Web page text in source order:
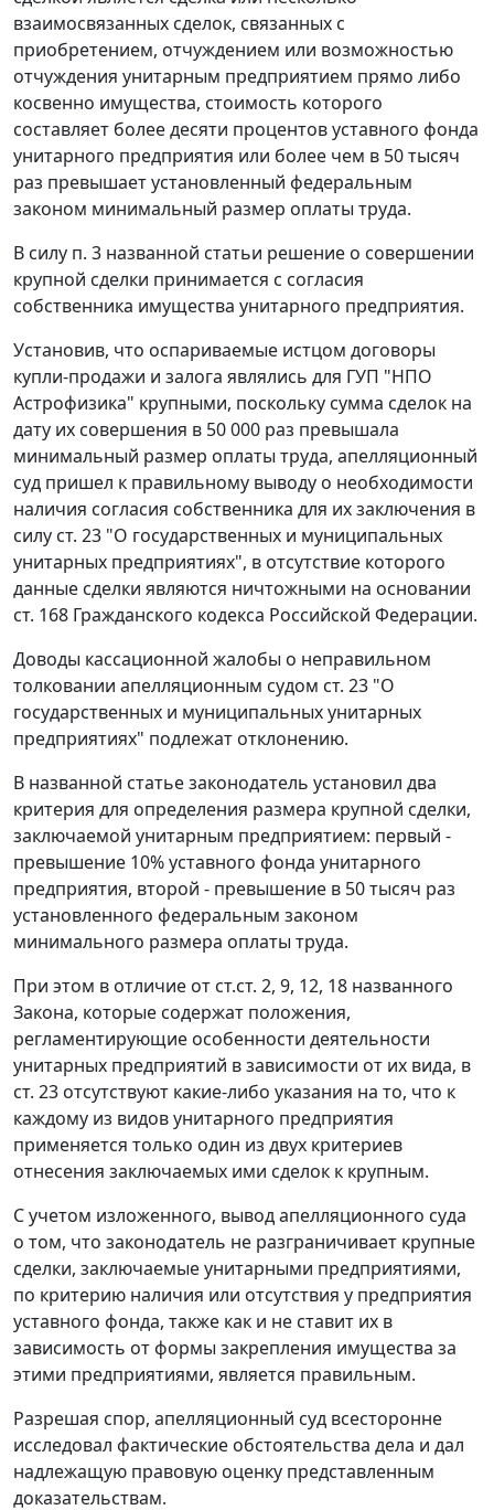
взаимосвязанных сделок, связанных с
приобретением, отчуждением или возможностью
отчуждения унитарным предприятием прямо либо
косвенно имущества, стоимость которого
составляет более десяти процентов уставного фонда
унитарного предприятия или более чем в 50 тысяч
раз превышает установленный федеральным
законом минимальный размер оплаты труда.
В силу п. 3 названной статьи решение о совершении
крупной сделки принимается с согласия
собственника имущества унитарного предприятия.
Установив, что оспариваемые истцом договоры
купли-продажи и залога являлись для ГУП "НПО
Астрофизика" крупными, поскольку сумма сделок на
дату их совершения в 50 000 раз превышала
минимальный размер оплаты труда, апелляционный
суд пришел к правильному выводу о необходимости
наличия согласия собственника для их заключения в
силу ст. 23 "О государственных и муниципальных
унитарных предприятиях", в отсутствие которого
данные сделки являются ничтожными на основании
ст. 168 Гражданского кодекса Российской Федерации.
Доводы кассационной жалобы о неправильном
толковании апелляционным судом ст. 23 "О
государственных и муниципальных унитарных
предприятиях" подлежат отклонению.
В названной статьезаконодатель установил два
критерия для определения размера крупной сделки,
заключаемой унитарным предприятием: первый -
превышение 10% уставного фонда унитарного
предприятия, второй - превышение в 50 тысяч раз
установленного федеральным законом
минимального размера оплаты труда.
При этом в отличие от ст.ст. 2, 9, 12, 18 названного
Закона, которые содержат положения,
регламентирующие особенности деятельности
унитарных предприятий в зависимости от их вида, в
ст. 23 отсутствуют какие-либо указания на то, что к
каждому из видов унитарного предприятия
применяется только один из двух критериев
отнесения заключаемых ими сделок к крупным.
С учетом изложенного, вывод апелляционного суда
о том, что законодатель не разграничивает крупные
сделки, заключаемые унитарными предприятиями,
по критерию наличия или отсутствия у предприятия
уставного фонда, также как и не ставит их в
зависимость от формы закрепления имущества за
этими предприятиями, является правильным.
Разрешая спор, апелляционный суд всесторонне
исследовал фактические обстоятельства дела и дал
надлежащую правовую оценку представленным
доказательствам.